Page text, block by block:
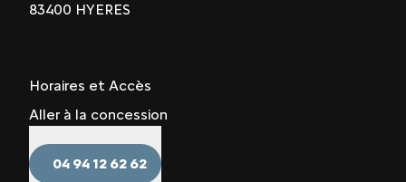
83400 HYERES
Horaires et Accès
Aller à la concession
04 94 12 62 62